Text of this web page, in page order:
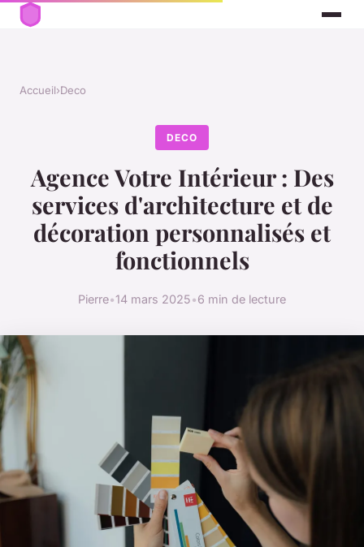
Accueil›Deco
DECO
Agence Votre Intérieur : Des
services d'architecture et de
décoration personnalisés et
fonctionnels
Pierre•14 mars 2025•6 min de lecture